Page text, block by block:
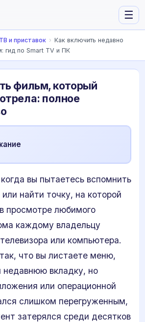
☰
и приставок › Как включить недавно
гид по Smart TV и ПК
фильм, который
полное
вы пытаетесь вспомнить
или найти точку, на которой
просмотре любимого
каждому владельцу
или компьютера.
что вы листаете меню,
недавнюю вкладку, но
или операционной
слишком перегруженным,
затерялся среди десятков